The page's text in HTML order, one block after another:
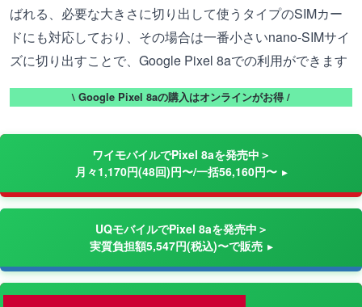
ばれる、必要な大きさに切り出して使うタイプのSIMカー
ドにも対応しており、その場合は一番小さいnano-SIMサイ
ズに切り出すことで、Google Pixel 8aでの利用ができます
\ Google Pixel 8aの購入はオンラインがお得 /
ワイモバイルでPixel 8aを発売中＞
月々1,170円(48回)円〜/一括56,160円〜
UQモバイルでPixel 8aを発売中＞
実質負担額5,547円(税込)〜で販売